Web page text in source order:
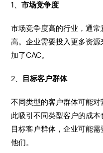
1、市场竞争度
市场竞争度高的行业，通
高。企业需要投入更多资
加了CAC。
2、 目标客户群体
不同类型的客户群体可能
此吸引不同类型客户的成
目标客户群体，企业可能
他们。